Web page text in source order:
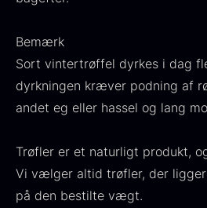
På lager
Bemærk
Sort vintertrøffel dyrkes i dag
dyrkningen kræver podning af
andet eg eller hassel og lang
Trøfler er et naturligt produkt,
Vi vælger altid trøfler, der
på den bestilte vægt.